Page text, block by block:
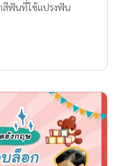
สีฟันที่ใช้แปรงฟัน